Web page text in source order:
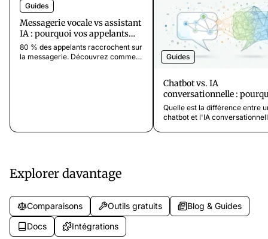
Guides
Messagerie vocale vs assistant
IA : pourquoi vos appelants
préfèrent l'IA
80 % des appelants raccrochent sur
la messagerie. Découvrez comment
Guides
Chatbot vs. IA
conversationnelle :
différence est décisive
service client
Quelle est la différence entre
chatbot et l'IA
Explorer davantage
Comparaisons Outils gratuits
Blog & Guides
Docs
Intégrations